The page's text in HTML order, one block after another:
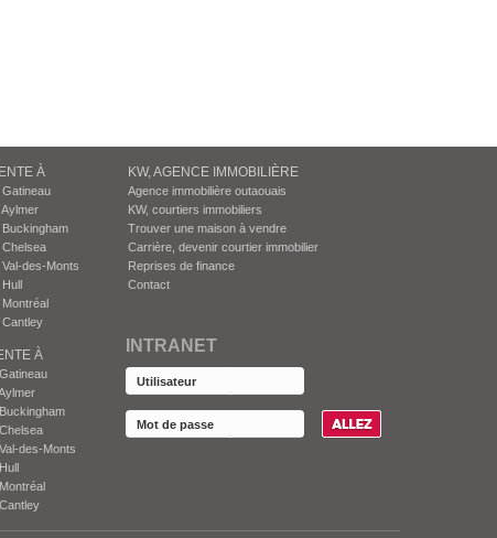
À
des-Monts
À
des-Monts
KW, AGENCE IMMOBILIÈRE
Agence immobilière outaouais
KW, courtiers immobiliers
Trouver une maison à vendre
Carrière, devenir courtier immobilier
Reprises de finance
Contact
INTRANET